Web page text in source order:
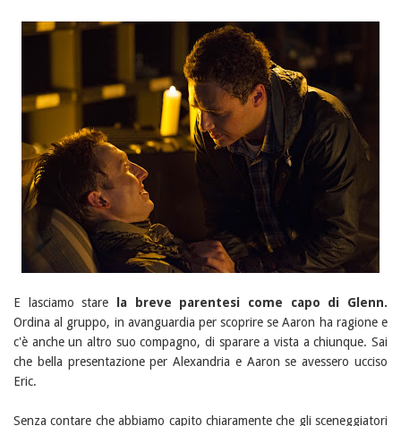
E lasciamo stare
la breve parentesi come capo di Glenn.
Ordina al gruppo, in avanguardia per scoprire se Aaron ha ragione e
c'è anche un altro suo compagno, di sparare a vista a chiunque. Sai
che bella presentazione per Alexandria e Aaron se avessero ucciso
Eric.
Senza contare che abbiamo capito chiaramente che gli sceneggiatori